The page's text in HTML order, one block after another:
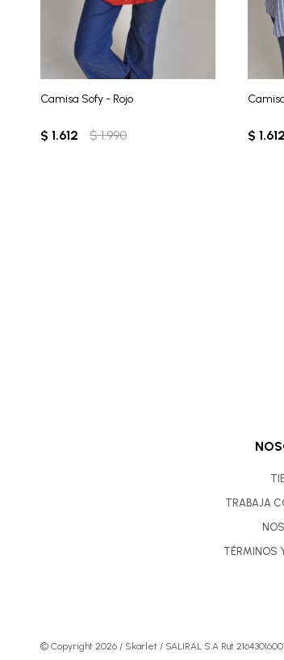
Camisa Sofy - Rojo
$ 1.612 $ 1.990 $ 1.612
TRABAJA
TÉRMINOS
© Copyright 2026 / Skarlet / SALIRAL S.A Rut